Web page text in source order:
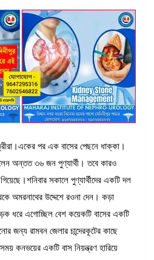
পর এক বাসের পেছনে ধাক্কা।
অন্তত ৩৬ জন পুণ্যার্থী। তবে কারও
সকালে পুণ্যার্থীদের একটি দল
অমরনাথের উদ্দেশে রওনা দেন। কড়া
ধরে এগোচ্ছিল বেশ কয়েকটি বাসের একটি
জন্য রামবন জেলার চান্দেরকূটের কাছে
কনভয়ের একটি বাস নিয়ন্ত্রণ হারিয়ে